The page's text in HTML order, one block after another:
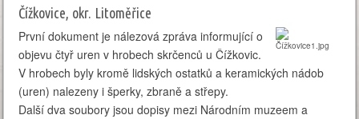
Čížkovice, okr. Litoměřice
První dokument je nálezová zpráva informující o
objevu čtyř uren v hrobech skrčenců u Čížkovic.
V hrobech byly kromě lidských ostatků a keramických nádob
(uren) nalezeny i šperky, zbraně a střepy.
Další dva soubory jsou dopisy mezi Národním muzeem a